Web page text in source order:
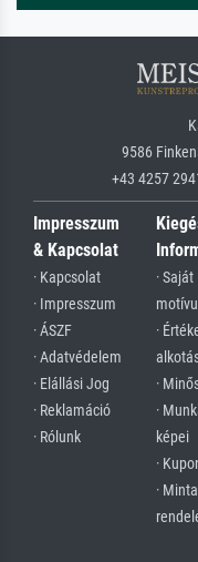
9586
+43 4257
Impresszum
& Kapcsolat
· Kapcsolat
· Impresszum
· ÁSZF
· Adatvédelem
· Elállási Jog
· Reklamáció
· Rólunk
· Saját
·
·
·
képei
·
· Minta